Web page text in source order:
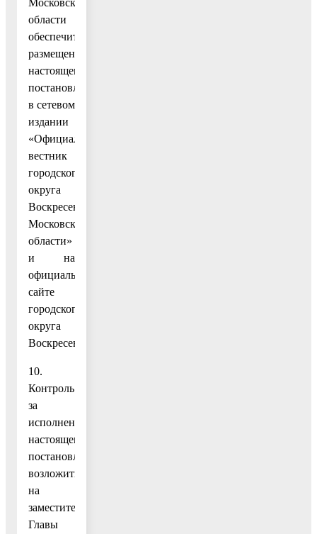
области
обеспечить
размещение
настоящего
постановления
в сетевом
издании
«Официальный
вестник
городского
округа
Воскресенск
Московской
области»
и на
официальном
сайте
городского
округа
Воскресенск.
10.
Контроль
за
исполнением
настоящего
постановления
возложить
на
заместителя
Главы